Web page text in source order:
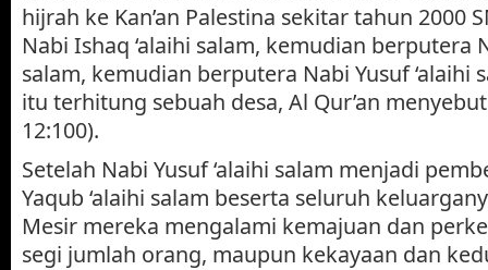
hijrah ke Kan’an Palestina sekitar tahun 2000
Nabi Ishaq ‘alaihi salam, kemudian berputera
salam, kemudian berputera Nabi Yusuf ‘alaihi
itu terhitung sebuah desa, Al Qur’an
12:100).
Setelah Nabi Yusuf ‘alaihi salam menjadi
Yaqub ‘alaihi salam beserta seluruh
Mesir mereka mengalami kemajuan dan
segi jumlah orang, maupun kekayaan dan